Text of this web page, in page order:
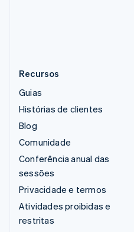
Recursos
Guias
Histórias de clientes
Blog
Comunidade
Conferência anual das
sessões
Privacidade e termos
Atividades proibidas e
restritas